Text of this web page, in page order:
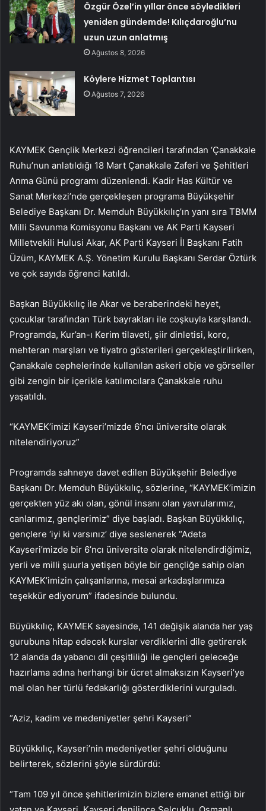
Özgür Özel’in yıllar önce söyledikleri
yeniden gündemde! Kılıçdaroğlu’nu
uzun uzun anlatmış
Ağustos 8, 2026
Köylere Hizmet Toplantısı
Ağustos 7, 2026
KAYMEK Gençlik Merkezi öğrencileri tarafından ‘Çanakkale
Ruhu’nun anlatıldığı 18 Mart Çanakkale Zaferi ve Şehitleri
Anma Günü programı düzenlendi. Kadir Has Kültür ve
Sanat Merkezi’nde gerçekleşen programa Büyükşehir
Belediye Başkanı Dr. Memduh Büyükkılıç’ın yanı sıra TBMM
Milli Savunma Komisyonu Başkanı ve AK Parti Kayseri
Milletvekili Hulusi Akar, AK Parti Kayseri İl Başkanı Fatih
Üzüm, KAYMEK A.Ş. Yönetim Kurulu Başkanı Serdar Öztürk
ve çok sayıda öğrenci katıldı.
Başkan Büyükkılıç ile Akar ve beraberindeki heyet,
çocuklar tarafından Türk bayrakları ile coşkuyla karşılandı.
Programda, Kur’an-ı Kerim tilaveti, şiir dinletisi, koro,
mehteran marşları ve tiyatro gösterileri gerçekleştirilirken,
Çanakkale cephelerinde kullanılan askeri obje ve görseller
gibi zengin bir içerikle katılımcılara Çanakkale ruhu
yaşatıldı.
“KAYMEK’imizi Kayseri’mizde 6’ncı üniversite olarak
nitelendiriyoruz”
Programda sahneye davet edilen Büyükşehir Belediye
Başkanı Dr. Memduh Büyükkılıç, sözlerine, “KAYMEK’imizin
gerçekten yüz akı olan, gönül insanı olan yavrularımız,
canlarımız, gençlerimiz” diye başladı. Başkan Büyükkılıç,
gençlere ‘iyi ki varsınız’ diye seslenerek “Adeta
Kayseri’mizde bir 6’ncı üniversite olarak nitelendirdiğimiz,
yerli ve milli şuurla yetişen böyle bir gençliğe sahip olan
KAYMEK’imizin çalışanlarına, mesai arkadaşlarımıza
teşekkür ediyorum” ifadesinde bulundu.
Büyükkılıç, KAYMEK sayesinde, 141 değişik alanda her yaş
gurubuna hitap edecek kurslar verdiklerini dile getirerek
12 alanda da yabancı dil çeşitliliği ile gençleri geleceğe
hazırlama adına herhangi bir ücret almaksızın Kayseri’ye
mal olan her türlü fedakarlığı gösterdiklerini vurguladı.
“Aziz, kadim ve medeniyetler şehri Kayseri”
Büyükkılıç, Kayseri’nin medeniyetler şehri olduğunu
belirterek, sözlerini şöyle sürdürdü:
“Tam 109 yıl önce şehitlerimizin bizlere emanet ettiği bir